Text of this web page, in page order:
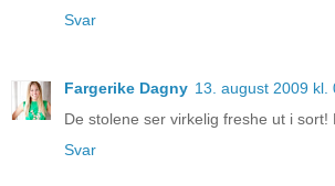
Svar
Fargerike Dagny 13. august 2009 kl.
De stolene ser virkelig freshe ut i sort!
Svar